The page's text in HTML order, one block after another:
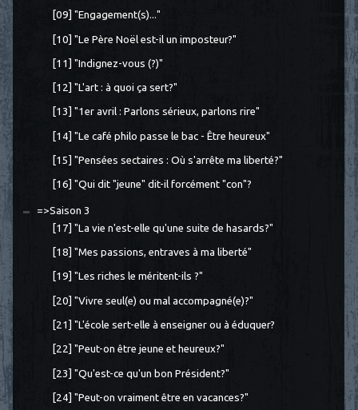
[09] "Engagement(s)..."
[10] "Le Père Noël est-il un imposteur?"
[11] "Indignez-vous (?)"
[12] "L'art : à quoi ça sert?"
[13] "1er avril : Parlons sérieux, parlons rire"
[14] "Le café philo passe le bac - Être heureux"
[15] "Pensées sectaires : Où s'arrête ma liberté?"
[16] "Qui dit "jeune" dit-il forcément "con"?
=>Saison 3
[17] "La vie n'est-elle qu'une suite de hasards?"
[18] "Mes passions, entraves à ma liberté"
[19] "Les riches le méritent-ils ?"
[20] "Vivre seul(e) ou mal accompagné(e)?"
[21] "L'école sert-elle à enseigner ou à éduquer?
[22] "Peut-on être jeune et heureux?"
[23] "Qu'est-ce qu'un bon Président?"
[24] "Peut-on vraiment être en vacances?"